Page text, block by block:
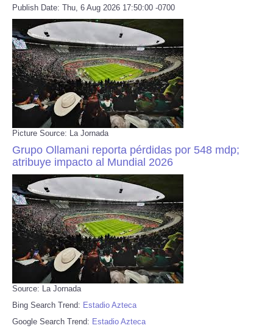
Publish Date: Thu, 6 Aug 2026 17:50:00 -0700
Picture Source: La Jornada
Grupo Ollamani reporta pérdidas por 548 mdp;
atribuye impacto al Mundial 2026
Source: La Jornada
Bing Search Trend: Estadio Azteca
Google Search Trend: Estadio Azteca